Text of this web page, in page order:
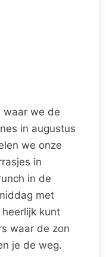
waar we de
in augustus
we onze
in
in de
met
kunt
waar de zon
je de weg.